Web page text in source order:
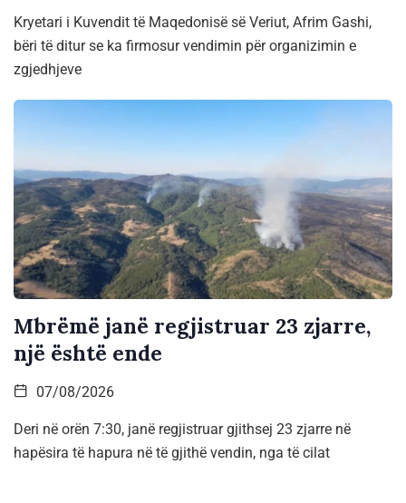
Kryetari i Kuvendit të Maqedonisë së Veriut, Afrim Gashi,
bëri të ditur se ka firmosur vendimin për organizimin e
zgjedhjeve
Mbrëmë janë regjistruar 23 zjarre,
një është ende
07/08/2026
Deri në orën 7:30, janë regjistruar gjithsej 23 zjarre në
hapësira të hapura në të gjithë vendin, nga të cilat